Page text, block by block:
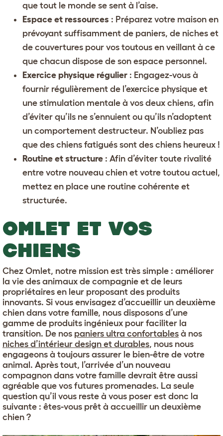
que tout le monde se sent à l’aise.
Espace et ressources : Préparez votre maison en
prévoyant suffisamment de paniers, de niches et
de couvertures pour vos toutous en veillant à ce
que chacun dispose de son espace personnel.
Exercice physique régulier : Engagez-vous à
fournir régulièrement de l’exercice physique et
une stimulation mentale à vos deux chiens, afin
d’éviter qu’ils ne s’ennuient ou qu’ils n’adoptent
un comportement destructeur. N’oubliez pas
que des chiens fatigués sont des chiens heureux !
Routine et structure : Afin d’éviter toute rivalité
entre votre nouveau chien et votre toutou actuel,
mettez en place une routine cohérente et
structurée.
OMLET ET VOS
CHIENS
Chez Omlet, notre mission est très simple : améliorer
la vie des animaux de compagnie et de leurs
propriétaires en leur proposant des produits
innovants. Si vous envisagez d’accueillir un deuxième
chien dans votre famille, nous disposons d’une
gamme de produits ingénieux pour faciliter la
transition. De nos paniers ultra confortables à nos
niches d’intérieur design et durables, nous nous
engageons à toujours assurer le bien-être de votre
animal. Après tout, l’arrivée d’un nouveau
compagnon dans votre famille devrait être aussi
agréable que vos futures promenades. La seule
question qu’il vous reste à vous poser est donc la
suivante : êtes-vous prêt à accueillir un deuxième
chien ?